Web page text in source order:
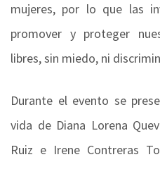
mujeres, por lo que las
promover y proteger
libres, sin miedo, ni
Durante el evento se
vida de Diana Lorena
Ruiz e Irene Contreras